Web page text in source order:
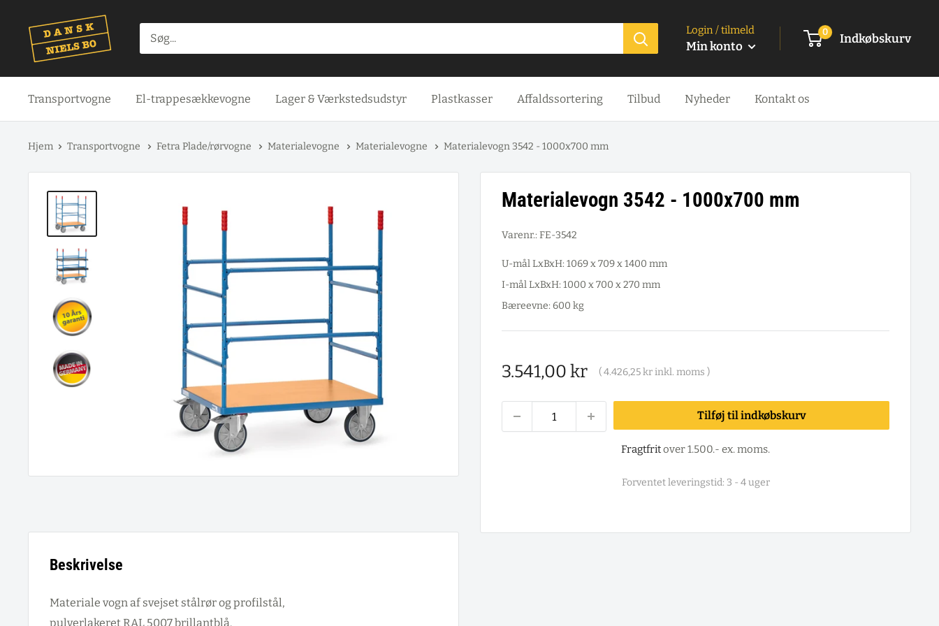
indhold
Login / tilmeld
Min konto
0 Indkøbskurv
Transportvogne El-trappesækkevogne Lager & Værkstedsudstyr Plastkasser Affaldssortering Tilbud Nyheder Kontakt os
Hjem Transportvogne Fetra Plade/rørvogne Materialevogne Materialevogne Materialevogn 3542 - 1000x700 mm
Materialevogn 3542 - 1000x700 mm
Varenr.: FE-3542
U-mål LxBxH: 1069 x 709 x 1400 mm
I-mål LxBxH: 1000 x 700 x 270 mm
Bæreevne: 600 kg
Salgspris
3.541,00 kr (4.426,25 krinkl. moms )
Tilføj til indkøbskurv
Fragtfritover 1.500.- ex. moms.
Forventet leveringstid: 3 - 4 uger
Beskrivelse
Materiale vogn af svejset stålrør og profilstål,
pulverlakeret RAL 5007 brillantblå.